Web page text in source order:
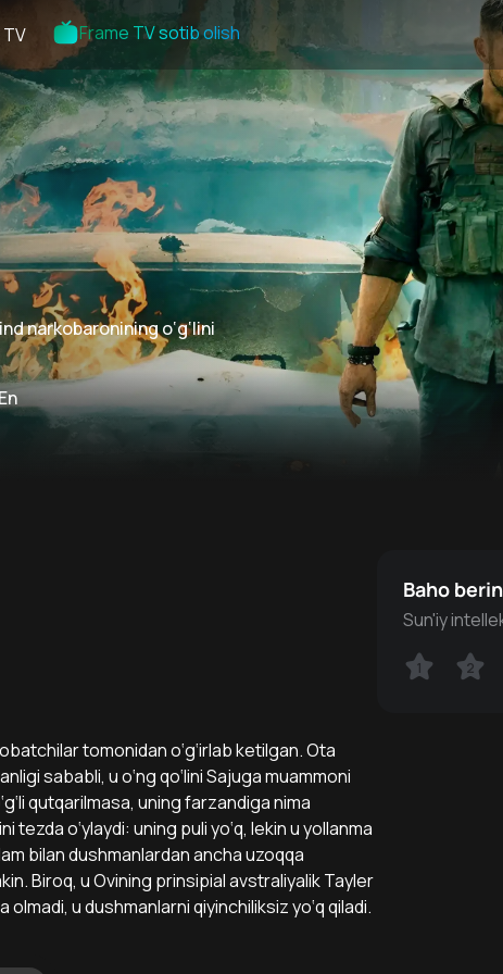
TV Frame TV sotib olish
narkobaronining o‘g‘lini
tomonidan o‘g‘irlab ketilgan. Ota
sababli, u o‘ng qo‘lini Sajuga muammoni
qutqarilmasa, uning farzandiga nima
tezda o‘ylaydi: uning puli yo‘q, lekin u yollanma
bilan dushmanlardan ancha uzoqqa
Biroq, u Ovining prinsipial avstraliyalik Tayler
u dushmanlarni qiyinchiliksiz yo‘q qiladi.
Baho
Sun'iy
1 2
1 2